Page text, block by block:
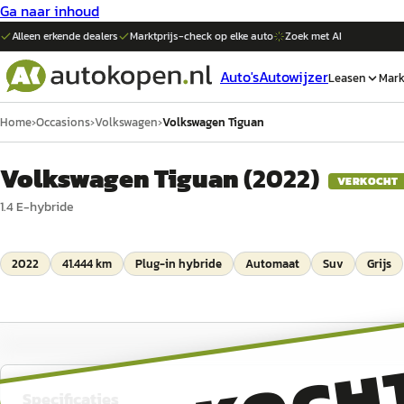
Ga naar inhoud
Alleen erkende dealers Marktprijs-check op elkeauto Zoek met AI
Auto'sAutowijzerLeasen
Home›Occasions›Volkswagen›Volkswagen Tiguan
Volkswagen Tiguan(2022) VERKOCHT
1.4 E-hybride
2022 41.444 km Plug-in hybride Automaat Suv Grijs